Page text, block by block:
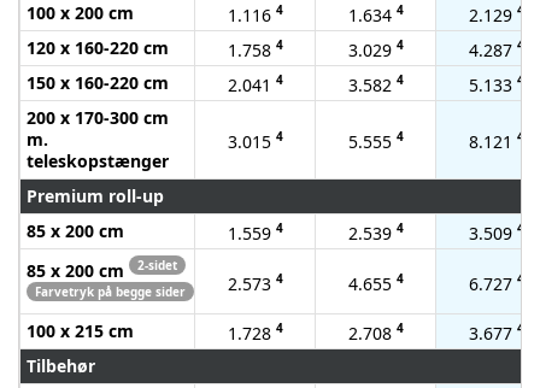
100 x 200 cm 1.116 4 1.634 4 2.129 4
120 x 160-220 cm 1.758 4 3.029 4 4.287 4
150 x 160-220 cm 2.041 4 3.582 4 5.133 4
200 x 170-300 cm
m.
teleskopstænger
3.015 4 5.555 4 8.121 4
Premium roll-up
85 x 200 cm
1.559 4 2.539 4 3.509 4
85 x 200 cm
2-sidet
Farvetryk på begge sider
2.573 4 4.655 4 6.727 4
100 x 215 cm 1.728 4 2.708 4 3.677 4
Tilbehør